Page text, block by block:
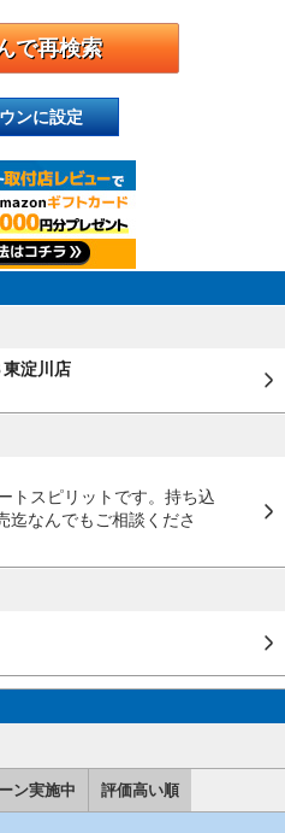
ンに設定
淀川店
トスピリットです。持ち込
迄なんでもご相談くださ
ン実施中 評価高い順